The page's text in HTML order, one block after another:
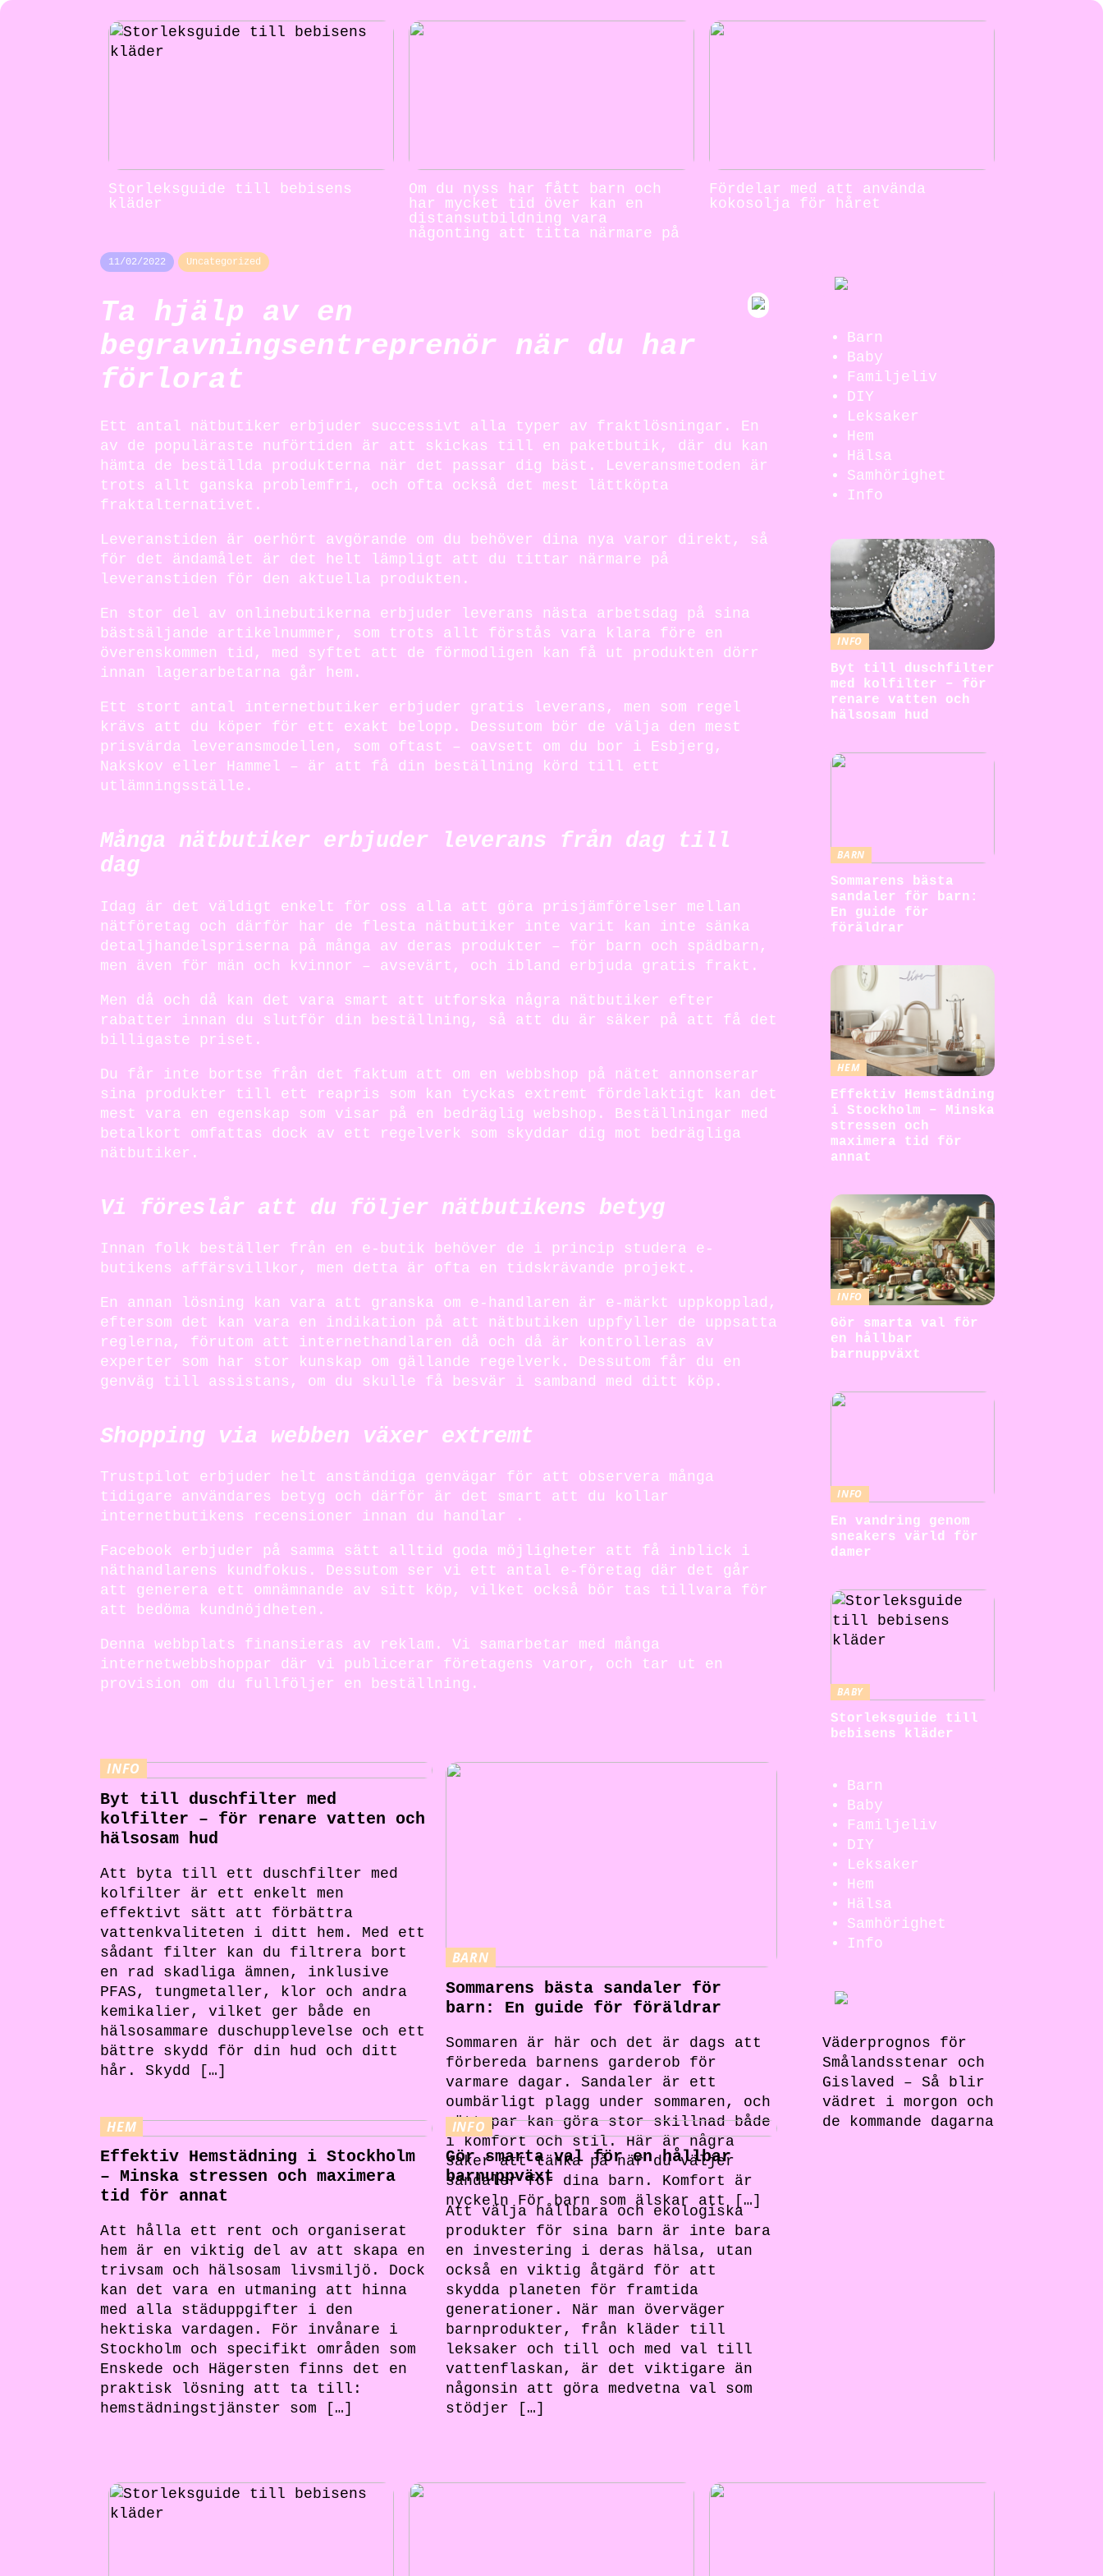
Storleksguide till bebisens
kläder
Om du nyss har fått barn och
har mycket tid över kan en
distansutbildning vara
någonting att titta närmare på
Fördelar med att använda
kokosolja för håret
11/02/2022 Uncategorized
Ta hjälp av en
begravningsentreprenör när du har
förlorat
Ett antal nätbutiker erbjuder successivt alla typer av fraktlösningar. En
av de populäraste nuförtiden är att skickas till en paketbutik, där du kan
hämta de beställda produkterna när det passar dig bäst. Leveransmetoden är
trots allt ganska problemfri, och ofta också det mest lättköpta
fraktalternativet.
Leveranstiden är oerhört avgörande om du behöver dina nya varor direkt, så
för det ändamålet är det helt lämpligt att du tittar närmare på
leveranstiden för den aktuella produkten.
En stor del av onlinebutikerna erbjuder leverans nästa arbetsdag på sina
bästsäljande artikelnummer, som trots allt förstås vara klara före en
överenskommen tid, med syftet att de förmodligen kan få ut produkten dörr
innan lagerarbetarna går hem.
Ett stort antal internetbutiker erbjuder gratis leverans, men som regel
krävs att du köper för ett exakt belopp. Dessutom bör de välja den mest
prisvärda leveransmodellen, som oftast – oavsett om du bor i Esbjerg,
Nakskov eller Hammel – är att få din beställning körd till ett
utlämningsställe.
Många nätbutiker erbjuder leverans från dag till
dag
Idag är det väldigt enkelt för oss alla att göra prisjämförelser mellan
nätföretag och därför har de flesta nätbutiker inte varit kan inte sänka
detaljhandelspriserna på många av deras produkter – för barn och spädbarn,
men även för män och kvinnor – avsevärt, och ibland erbjuda gratis frakt.
Men då och då kan det vara smart att utforska några nätbutiker efter
rabatter innan du slutför din beställning, så att du är säker på att få det
billigaste priset.
Du får inte bortse från det faktum att om en webbshop på nätet annonserar
sina produkter till ett reapris som kan tyckas extremt fördelaktigt kan det
mest vara en egenskap som visar på en bedräglig webshop. Beställningar med
betalkort omfattas dock av ett regelverk som skyddar dig mot bedrägliga
nätbutiker.
Vi föreslår att du följer nätbutikens betyg
Innan folk beställer från en e-butik behöver de i princip studera e-
butikens affärsvillkor, men detta är ofta en tidskrävande projekt.
En annan lösning kan vara att granska om e-handlaren är e-märkt uppkopplad,
eftersom det kan vara en indikation på att nätbutiken uppfyller de uppsatta
reglerna, förutom att internethandlaren då och då är kontrolleras av
experter som har stor kunskap om gällande regelverk. Dessutom får du en
genväg till assistans, om du skulle få besvär i samband med ditt köp.
Shopping via webben växer extremt
Trustpilot erbjuder helt anständiga genvägar för att observera många
tidigare användares betyg och därför är det smart att du kollar
internetbutikens recensioner innan du handlar .
Facebook erbjuder på samma sätt alltid goda möjligheter att få inblick i
näthandlarens kundfokus. Dessutom ser vi ett antal e-företag där det går
att generera ett omnämnande av sitt köp, vilket också bör tas tillvara för
att bedöma kundnöjdheten.
Denna webbplats finansieras av reklam. Vi samarbetar med många
internetwebbshoppar där vi publicerar företagens varor, och tar ut en
provision om du fullföljer en beställning.
INFO
Byt till duschfilter med
kolfilter – för renare vatten och
hälsosam hud
Att byta till ett duschfilter med
kolfilter är ett enkelt men
effektivt sätt att förbättra
vattenkvaliteten i ditt hem. Med ett
sådant filter kan du filtrera bort
en rad skadliga ämnen, inklusive
PFAS, tungmetaller, klor och andra
kemikalier, vilket ger både en
hälsosammare duschupplevelse och ett
bättre skydd för din hud och ditt
hår. Skydd […]
BARN
Sommarens bästa sandaler för
barn: En guide för föräldrar
Sommaren är här och det är dags att
förbereda barnens garderob för
varmare dagar. Sandaler är ett
oumbärligt plagg under sommaren, och
rätt par kan göra stor skillnad både
i komfort och stil. Här är några
saker att tänka på när du väljer
sandaler för dina barn. Komfort är
nyckeln För barn som älskar att […]
HEM
Effektiv Hemstädning i Stockholm
– Minska stressen och maximera
tid för annat
Att hålla ett rent och organiserat
hem är en viktig del av att skapa en
trivsam och hälsosam livsmiljö. Dock
kan det vara en utmaning att hinna
med alla städuppgifter i den
hektiska vardagen. För invånare i
Stockholm och specifikt områden som
Enskede och Hägersten finns det en
praktisk lösning att ta till:
hemstädningstjänster som […]
INFO
Gör smarta val för en hållbar
barnuppväxt
Att välja hållbara och ekologiska
produkter för sina barn är inte bara
en investering i deras hälsa, utan
också en viktig åtgärd för att
skydda planeten för framtida
generationer. När man överväger
barnprodukter, från kläder till
leksaker och till och med val till
vattenflaskan, är det viktigare än
någonsin att göra medvetna val som
stödjer […]
Barn
Baby
Familjeliv
DIY
Leksaker
Hem
Hälsa
Samhörighet
Info
INFO
Byt till duschfilter
med kolfilter – för
renare vatten och
hälsosam hud
BARN
Sommarens bästa
sandaler för barn:
En guide för
föräldrar
HEM
Effektiv Hemstädning
i Stockholm – Minska
stressen och
maximera tid för
annat
INFO
Gör smarta val för
en hållbar
barnuppväxt
INFO
En vandring genom
sneakers värld för
damer
BABY
Storleksguide till
bebisens kläder
Barn
Baby
Familjeliv
DIY
Leksaker
Hem
Hälsa
Samhörighet
Info
Väderprognos för
Smålandsstenar och
Gislaved – Så blir
vädret i morgon och
de kommande dagarna